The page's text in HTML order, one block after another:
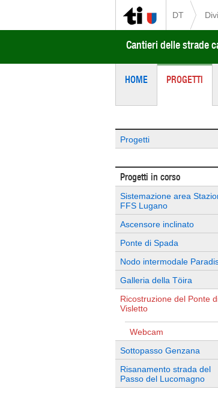
DT
Cantieri delle strade
HOME PROGETTI
Progetti
Progetti in corso
Sistemazione area
FFS Lugano
Ascensore inclinato
Ponte di Spada
Nodo intermodale
Galleria della Töira
Ricostruzione del Ponte
Visletto
Webcam
Sottopasso Genzana
Risanamento strada del
Passo del Lucomagno